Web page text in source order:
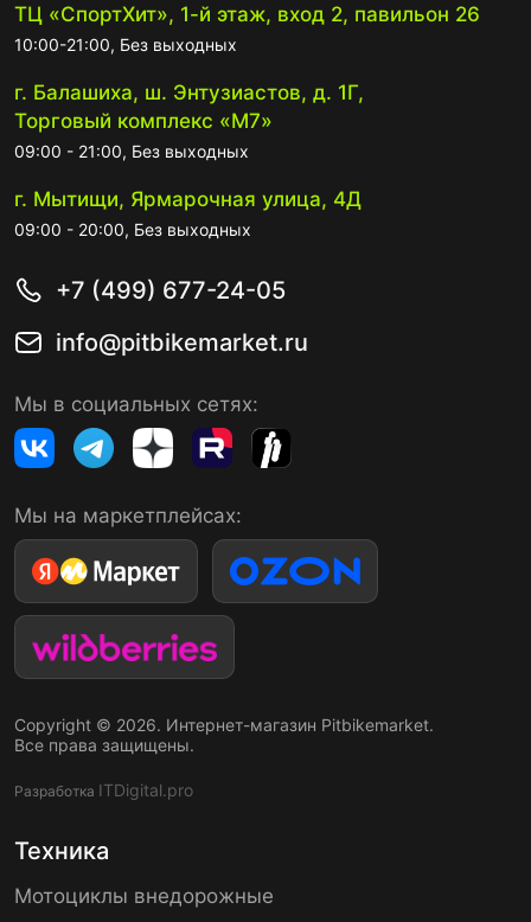
ТЦ «СпортХит», 1-й этаж, вход 2, павильон 26
10:00-21:00, Без выходных
г. Балашиха, ш. Энтузиастов, д. 1Г,
Торговый комплекс «М7»
09:00 - 21:00, Без выходных
г. Мытищи, Ярмарочная улица, 4Д
09:00 - 20:00, Без выходных
+7 (499) 677-24-05
info@pitbikemarket.ru
Мы в социальных сетях:
Мы на маркетплейсах:
Copyright © 2026. Интернет-магазин Pitbikemarket.
Все права защищены.
Разработка ITDigital.pro
Техника
Мотоциклы внедорожные